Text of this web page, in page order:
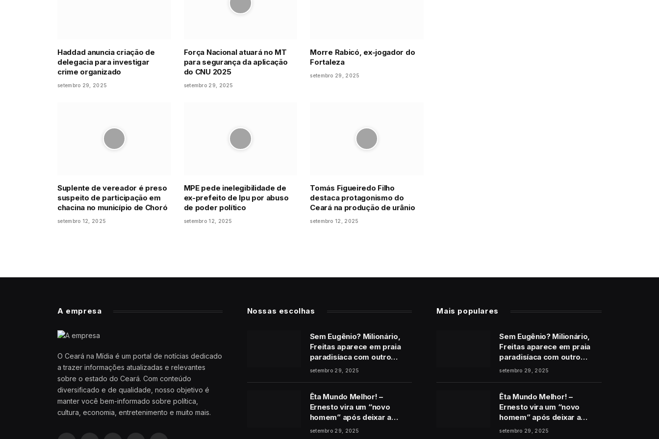
Haddad anuncia criação de
delegacia para investigar
crime organizado
setembro 29, 2025
Força Nacional atuará no MT
para segurança da aplicação
do CNU 2025
setembro 29, 2025
Morre Rabicó, ex-jogador do
Fortaleza
setembro 29, 2025
Suplente de vereador é preso
suspeito de participação em
chacina no município de Choró
setembro 12, 2025
MPE pede inelegibilidade de
ex-prefeito de Ipu por abuso
de poder político
setembro 12, 2025
Tomás Figueiredo Filho
destaca protagonismo do
Ceará na produção de urânio
setembro 12, 2025
A empresa
O Ceará na Mídia é um portal de notícias dedicado
a trazer informações atualizadas e relevantes
sobre o estado do Ceará. Com conteúdo
diversificado e de qualidade, nosso objetivo é
manter você bem-informado sobre política,
cultura, economia, entretenimento e muito mais.
Nossas escolhas
Sem Eugênio? Milionário,
Freitas aparece em praia
paradisíaca com outro
homem no final de Vale
setembro 29, 2025
Êta Mundo Melhor! –
Ernesto vira um “novo
homem” após deixar a
cadeia e pede perdão a
setembro 29, 2025
Mais populares
Sem Eugênio? Milionário,
Freitas aparece em praia
paradisíaca com outro
homem no final de Vale
setembro 29, 2025
Êta Mundo Melhor! –
Ernesto vira um “novo
homem” após deixar a
cadeia e pede perdão a
setembro 29, 2025